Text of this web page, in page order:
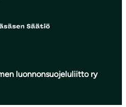
luonnonsuojeluliitto ry